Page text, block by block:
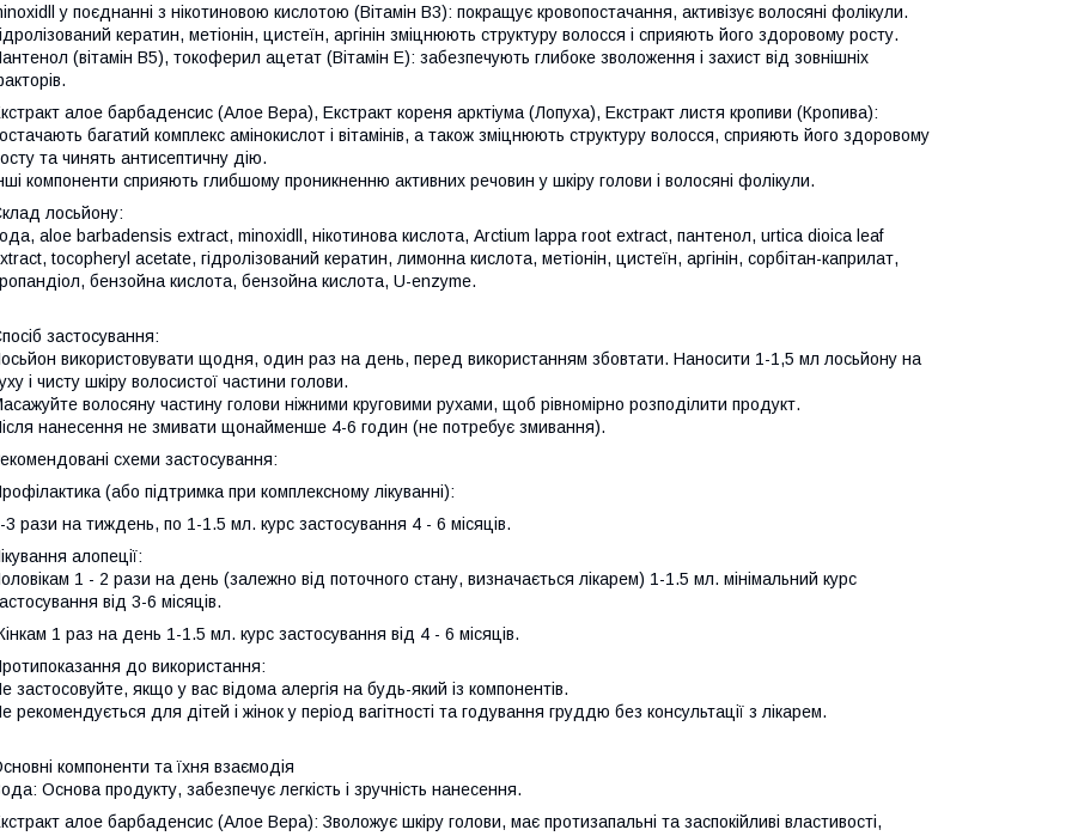
у поєднанні з нікотиновою кислотою (Вітамін B3): покращує кровопостачання, активізує волосяні фолікули.
кератин, метіонін, цистеїн, аргінін зміцнюють структуру волосся і сприяють його здоровому росту.
(вітамін B5), токоферил ацетат (Вітамін E): забезпечують глибоке зволоження і захист від зовнішніх
алое барбаденсис (Алое Вера), Екстракт кореня арктіума (Лопуха), Екстракт листя кропиви (Кропива):
багатий комплекс амінокислот і вітамінів, а також зміцнюють структуру волосся, сприяють його здоровому
та чинять антисептичну дію.
компоненти сприяють глибшому проникненню активних речовин у шкіру голови і волосяні фолікули.
лосьйону:
aloe barbadensis extract, minохidll, нікотинова кислота, Arctium lappa root extract, пантенол, urtica dioica leaf
tocopheryl acetate, гідролізований кератин, лимонна кислота, метіонін, цистеїн, аргінін, сорбітан-каприлат,
бензойна кислота, бензойна кислота, U-enzyme.
застосування:
використовувати щодня, один раз на день, перед використанням збовтати. Наносити 1-1,5 мл лосьйону на
і чисту шкіру волосистої частини голови.
волосяну частину голови ніжними круговими рухами, щоб рівномірно розподілити продукт.
нанесення не змивати щонайменше 4-6 годин (не потребує змивання).
схеми застосування:
(або підтримка при комплексному лікуванні):
3 рази на тиждень, по 1-1.5 мл. курс застосування 4 - 6 місяців.
алопеції:
1 - 2 рази на день (залежно від поточного стану, визначається лікарем) 1-1.5 мл. мінімальний курс
від 3-6 місяців.
1 раз на день 1-1.5 мл. курс застосування від 4 - 6 місяців.
до використання:
застосовуйте, якщо у вас відома алергія на будь-який із компонентів.
рекомендується для дітей і жінок у період вагітності та годування груддю без консультації з лікарем.
компоненти та їхня взаємодія
Основа продукту, забезпечує легкість і зручність нанесення.
алое барбаденсис (Алое Вера): Зволожує шкіру голови, має протизапальні та заспокійливі властивості,